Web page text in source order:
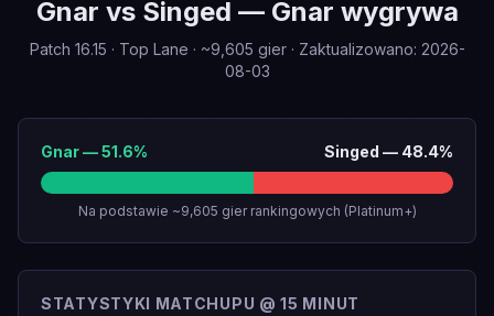
Gnar vs Singed — Gnar wygrywa
Patch 16.15 · Top Lane · ~9,605 gier· Zaktualizowano: 2026-
08-03
Gnar—51.6% Singed — 48.4%
Na podstawie ~9,605 gier rankingowych (Platinum+)
STATYSTYKI MATCHUPU @ 15 MINUT